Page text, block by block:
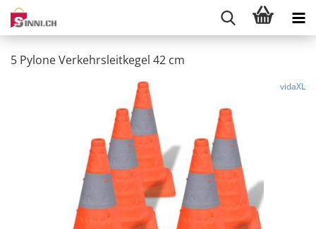
5 Pylone Verkehrsleitkegel 42 cm
vidaXL